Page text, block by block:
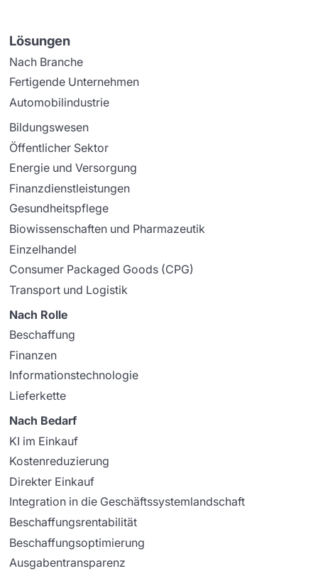
Lösungen
Nach Branche
Fertigende Unternehmen
Automobilindustrie
Bildungswesen
Öffentlicher Sektor
Energie und Versorgung
Finanzdienstleistungen
Gesundheitspflege
Biowissenschaften und Pharmazeutik
Einzelhandel
Consumer Packaged Goods (CPG)
Transport und Logistik
Nach Rolle
Beschaffung
Finanzen
Informationstechnologie
Lieferkette
Nach Bedarf
KI im Einkauf
Kostenreduzierung
Direkter Einkauf
Integration in die Geschäftssystemlandschaft
Beschaffungsrentabilität
Beschaffungsoptimierung
Ausgabentransparenz